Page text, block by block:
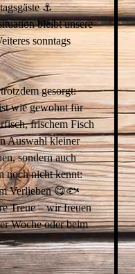
⚓️
bleibt unsere
sonntags
gesorgt:
wie gewohnt für
frischem Fisch
Auswahl kleiner
sondern auch
noch nicht kennt:
Verlieben 😋🐟
Treue – wir freuen
Woche oder beim